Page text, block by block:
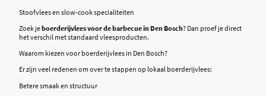
Stoofvlees en slow-cook specialiteiten
Zoek jeboerderijvlees voor de barbecue in Den Bosch? Dan proef je direct
het verschil met standaard vleesproducten.
Waarom kiezen voor boerderijvlees in Den Bosch?
Er zijn veel redenen om over te stappen op lokaal boerderijvlees:
Betere smaak en structuur